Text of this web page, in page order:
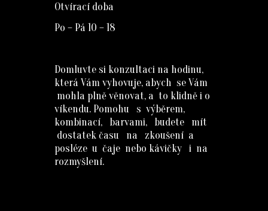
Otvírací doba
Po – Pá 10 – 18
Domluvte si konzultaci na hodinu,
která Vám vyhovuje, abych se Vám
mohla plně věnovat, a to klidně i o
víkendu. Pomohu s výběrem,
kombinací, barvami, budete mít
dostatek času na zkoušení a
posléze u čaje nebo kávičky i na
rozmyšlení.